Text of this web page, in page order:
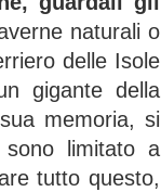
naturali o
delle Isole
gigante della
memoria, si
limitato a
tutto questo,